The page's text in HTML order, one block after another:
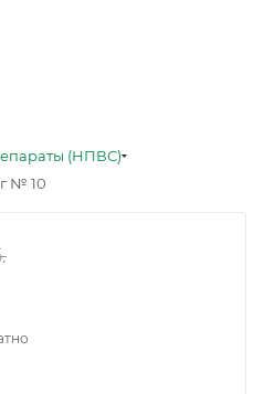
(НПВС)
№ 10